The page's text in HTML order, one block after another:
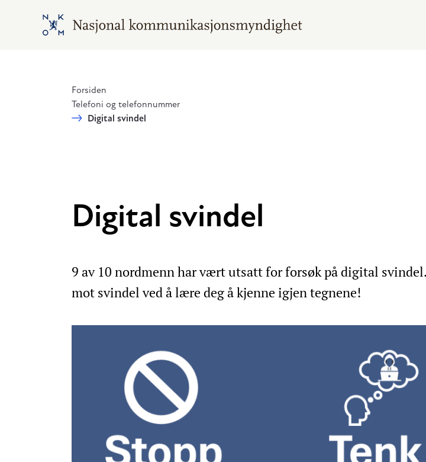
Hopp til hovedinnhold
Gå til hovedsiden
Forsiden
Telefoni og telefonnummer
Digital svindel
Digital svindel
9 av 10 nordmenn har vært utsatt for forsøk på digital
mot svindel ved å lære deg å kjenne igjen tegnene!